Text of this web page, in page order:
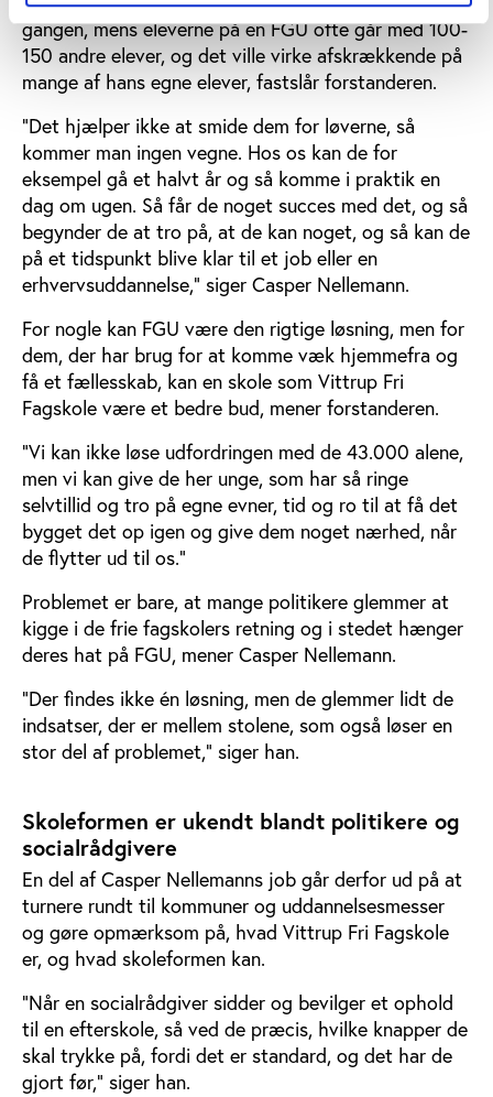
gangen, mens eleverne på en FGU ofte går med 100-
150 andre elever, og det ville virke afskrækkende på
mange af hans egne elever, fastslår forstanderen.
”Det hjælper ikke at smide dem for løverne, så
kommer man ingen vegne. Hos os kan de for
eksempel gå et halvt år og så komme i praktik en
dag om ugen. Så får de noget succes med det, og så
begynder de at tro på, at de kan noget, og så kan de
på et tidspunkt blive klar til et job eller en
erhvervsuddannelse,” siger Casper Nellemann.
For nogle kan FGU være den rigtige løsning, men for
dem, der har brug for at komme væk hjemmefra og
få et fællesskab, kan en skole som Vittrup Fri
Fagskole være et bedre bud, mener forstanderen.
”Vi kan ikke løse udfordringen med de 43.000 alene,
men vi kan give de her unge, som har så ringe
selvtillid og tro på egne evner, tid og ro til at få det
bygget det op igen og give dem noget nærhed, når
de flytter ud til os.”
Problemet er bare, at mange politikere glemmer at
kigge i de frie fagskolers retning og i stedet hænger
deres hat på FGU, mener Casper Nellemann.
”Der findes ikke én løsning, men de glemmer lidt de
indsatser, der er mellem stolene, som også løser en
stor del af problemet,” siger han.
Skoleformen er ukendt blandt politikere og
socialrådgivere
En del af Casper Nellemanns job går derfor ud på at
turnere rundt til kommuner og uddannelsesmesser
og gøre opmærksom på, hvad Vittrup Fri Fagskole
er, og hvad skoleformen kan.
”Når en socialrådgiver sidder og bevilger et ophold
til en efterskole, så ved de præcis, hvilke knapper de
skal trykke på, fordi det er standard, og det har de
gjort før,” siger han.